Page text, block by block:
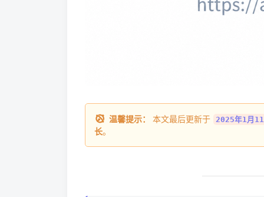
温馨提示： 本文最后更新于 2025年1月
长。